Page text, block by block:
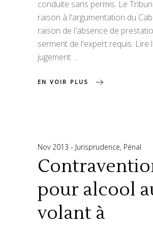
conduite sans permis. Le
raison à l'argumentation du
raison de l'absence de
serment de l'expert requis. Lire
jugement
EN VOIR PLUS
Nov 2013 Jurisprudence, Pénal
pour alcool
volant à